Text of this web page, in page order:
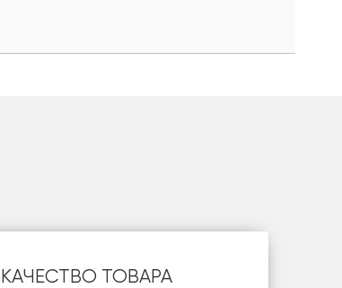
КАЧЕСТВО ТОВАРА